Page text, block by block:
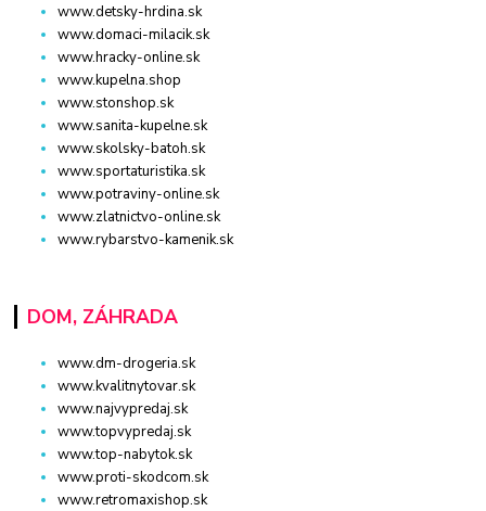
www.detsky-hrdina.sk
www.domaci-milacik.sk
www.hracky-online.sk
www.kupelna.shop
www.stonshop.sk
www.sanita-kupelne.sk
www.skolsky-batoh.sk
www.sportaturistika.sk
www.potraviny-online.sk
www.zlatnictvo-online.sk
www.rybarstvo-kamenik.sk
DOM, ZÁHRADA
www.dm-drogeria.sk
www.kvalitnytovar.sk
www.najvypredaj.sk
www.topvypredaj.sk
www.top-nabytok.sk
www.proti-skodcom.sk
www.retromaxishop.sk